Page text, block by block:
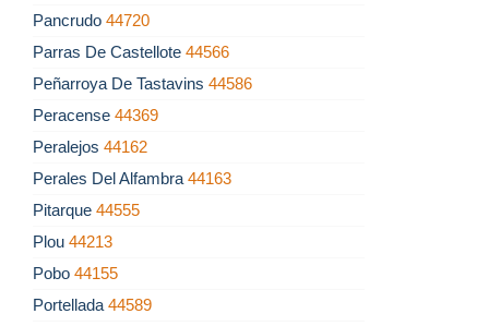
Pancrudo 44720
Parras De Castellote 44566
Peñarroya De Tastavins 44586
Peracense 44369
Peralejos 44162
Perales Del Alfambra 44163
Pitarque 44555
Plou 44213
Pobo 44155
Portellada 44589